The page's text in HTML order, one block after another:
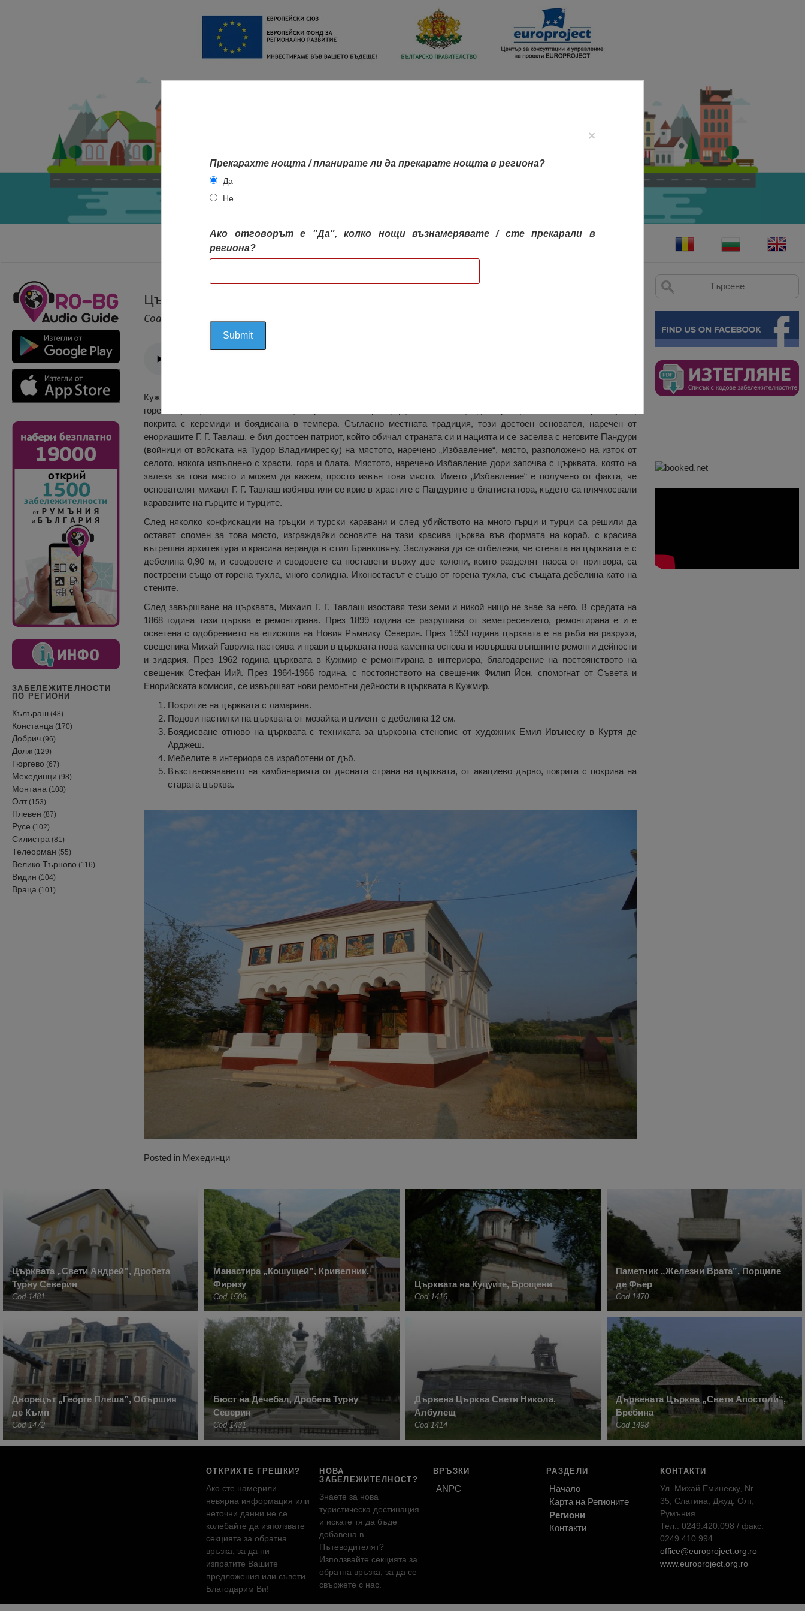
НАЧАЛО
ЗАБЕЛЕЖИТЕЛНОСТИ
ПО РЕГИОНИ
Кълъраш (48)
Констанца (170)
Добрич (96)
Долж (129)
Гюргево (67)
Мехединци (98)
Монтана (108)
Олт (153)
Плевен (87)
Русе (102)
Силистра (81)
Телеорман (55)
Велико Търново (116)
Видин (104)
Враца (101)
Църква Свети Воеводи, Кужмир
Cod 1430
Кужмир е енорийска църква, с храм на „Св. Арх. Михаил и Гавраил“, построена в началото от г-н Г. Г. Тавлаш, от
горена тухла, без каменна основа, с правоъгълни прозорци, много малка, една врата, постлан с изгорял тухла,
покрита с керемиди и боядисана в темпера. Съгласно местната традиция, този достоен основател, наречен от
енориашите Г. Г. Тавлаш, е бил достоен патриот, който обичал страната си и нацията и се заселва с неговите Пандури
(войници от войската на Тудор Владимиреску) на мястото, наречено „Избавление“, място, разположено на изток от
селото, някога изпълнено с храсти, гора и блата. Мястото, наречено Избавление дори започва с църквата, която на
залеза за това място и можем да кажем, просто извън това място. Името „Избавление“ е получено от факта, че
основателят михаил Г. Г. Тавлаш избягва или се крие в храстите с Пандурите в блатиста гора, където са плячкосвали
караваните на гърците и турците.
След няколко конфискации на гръцки и турски каравани и след убийството на много гърци и турци са решили да
оставят спомен за това място, изграждайки основите на тази красива църква във формата на кораб, с красива
вътрешна архитектура и красива веранда в стил Бранковяну. Заслужава да се отбележи, че стената на църквата е с
дебелина 0,90 м, и сводовете и сводовете са поставени върху две колони, които разделят наоса от притвора, са
построени също от горена тухла, много солидна. Иконостасът е също от горена тухла, със същата дебелина като на
стените.
След завършване на църквата, Михаил Г. Г. Тавлаш изоставя тези земи и никой нищо не знае за него. В средата на
1868 година тази църква е ремонтирана. През 1899 година се разрушава от земетресението, ремонтирана е и е
осветена с одобрението на епископа на Новия Ръмнику Северин. През 1953 година църквата е на ръба на разруха,
свещеника Михай Гаврила настоява и прави в църквата нова каменна основа и извършва външните ремонти дейности
и зидария. През 1962 година църквата в Кужмир е ремонтирана в интериора, благодарение на постоянството на
свещеник Стефан Иий. През 1964-1966 година, с постоянството на свещеник Филип Йон, спомогнат от Съвета и
Енорийската комисия, се извършват нови ремонтни дейности в църквата в Кужмир.
Покритие на църквата с ламарина.
Подови настилки на църквата от мозайка и цимент с дебелина 12 см.
Боядисване отново на църквата с техниката за църковна стенопис от художник Емил Ивънеску в Куртя де
Арджеш.
Мебелите в интериора са изработени от дъб.
Възстановяването на камбанарията от дясната страна на църквата, от акациево дърво, покрита с покрива на
старата църква.
×
Прекарахте нощта / планирате ли да прекарате нощта в региона?
Да
Не
Ако отговорът е "Да", колко нощи възнамерявате / сте прекарали в
региона?
Posted in Мехединци
Църквата „Свети Андрей”, Дробета
Турну Северин
Cod 1481
Манастира „Кошущей”, Кривелник,
Фиризу
Cod 1506
Църквата на Куцуите, Брощени
Cod 1416
Паметник „Железни Врата”, Порциле
де Фьер
Cod 1470
Дворецът „Георге Плеша”, Обършия
де Къмп
Cod 1472
Бюст на Дечебал, Дробета Турну
Северин
Cod 1431
Дървена Църква Свети Никола,
Албулещ
Cod 1414
Дървената Църква „Свети Апостоли“,
Бребина
Cod 1498
ОТКРИХТЕ ГРЕШКИ?
Ако сте намерили
невярна информация или
неточни данни не се
колебайте да използвате
секцията за обратна
връзка, за да ни
изпратите Вашите
предложения или съвети.
Благодарим Ви!
НОВА
ЗАБЕЛЕЖИТЕЛНОСТ?
Знаете за нова
туристическа дестинация
и искате тя да бъде
добавена в
Пътеводителят?
Използвайте секцията за
обратна връзка, за да се
свържете с нас.
ВРЪЗКИ
ANPC
РАЗДЕЛИ
Начало
Карта на Регионите
Региони
Контакти
КОНТАКТИ
Ул. Михай Еминеску, Nr.
35, Слатина, Джуд. Олт,
Румъния
Тел:. 0249.420.098 / факс:
0249.410.994
office@europroject.org.ro
www.europroject.org.ro